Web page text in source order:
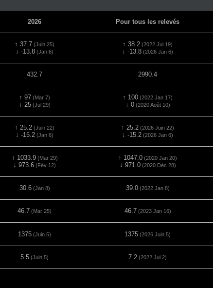
2026 Pour tous les relevés
↑ 37.7 (Juin 25)
↓ -13.8 (Jan 6)
↑ 38.2 (2022 Jul 19)
↓ -13.8 (2026 Jan 6)
432.7 2990.4
↑ 97 (Mar 7)
↓ 25(Jul 29)
↑ 100 (2022 Jan 17)
↓ 0(2020 Août 10)
↑ 25.2 (Juin 22)
↓ -15.2 (Jan 6)
↑ 25.2 (2026 Juin 22)
↓ -15.2 (2026 Jan 6)
↑ 1033.9(Mar 29)
↓ 973.6 (Fév 12)
↑ 1047.0 (2020 Jan 20)
↓ 971.0(2020 Déc 28)
30.6(Jan 8) 39.0(2022 Jan 8)
46.7 (Mar 25) 46.7(2023 Jan 16)
1375 (Juin 5) 1375 (2026 Juin 5)
5.5 (Juin 5) 7.2 (2022 Jul 2)